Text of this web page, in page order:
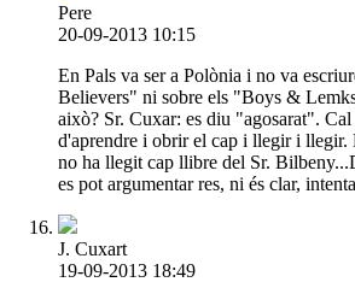
Pere
20-09-2013 10:15
En Pals va ser a Polònia i no va
Believers" ni sobre els "Boys &
això? Sr. Cuxar: es diu "agosarat".
d'aprendre i obrir el cap i llegir i llegir.
no ha llegit cap llibre del Sr.
es pot argumentar res, ni és clar,
J. Cuxart
19-09-2013 18:49